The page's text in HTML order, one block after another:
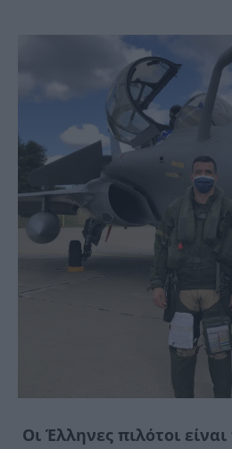
Οι Έλληνες πιλότοι